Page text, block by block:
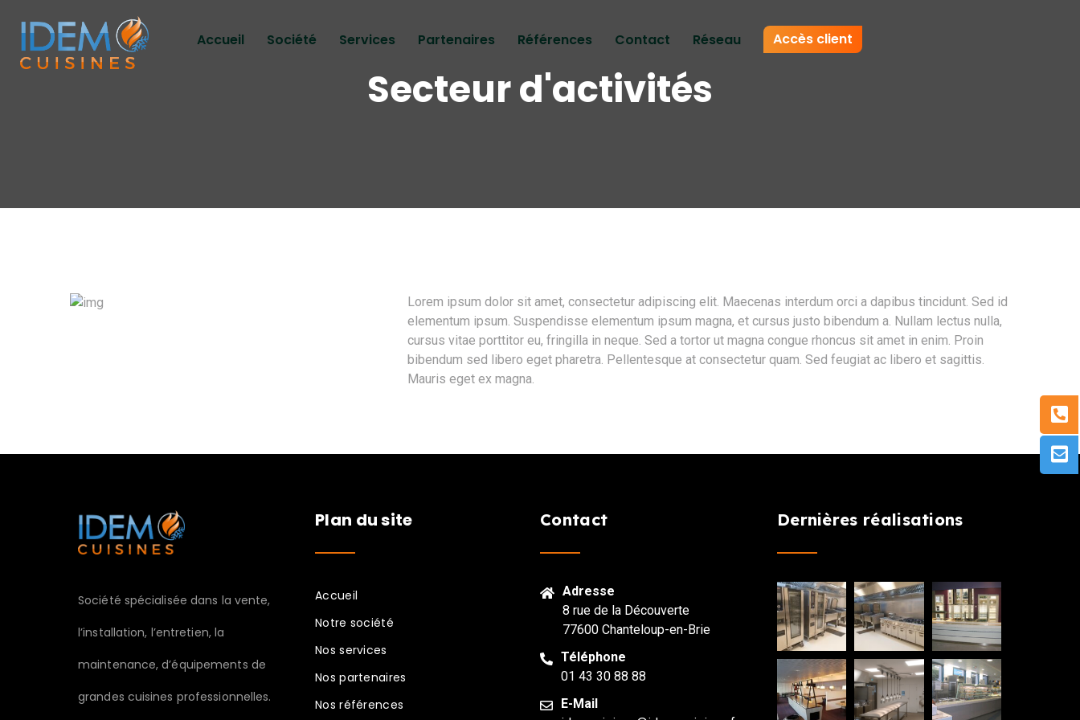
Accueil Société Services Partenaires Références Contact Réseau Accès client
Secteur d'activités
Lorem ipsum dolor sit amet, consectetur adipiscing elit. Maecenas interdum orci a dapibus tincidunt. Sed id
elementum ipsum. Suspendisse elementum ipsum magna, et cursus justo bibendum a. Nullam lectus nulla,
cursus vitae porttitor eu, fringilla in neque. Sed a tortor ut magna congue rhoncus sit amet in enim. Proin
bibendum sed libero eget pharetra. Pellentesque at consectetur quam. Sed feugiat ac libero et sagittis.
Mauris eget ex magna.
Société spécialisée dans la vente,
l’installation, l’entretien, la
maintenance, d’équipements de
grandes cuisines professionnelles.
Plan du site
Accueil
Notre société
Nos services
Nos partenaires
Nos références
Contact
Adresse
8 rue de la Découverte
77600 Chanteloup-en-Brie
Téléphone
01 43 30 88 88
E-Mail
Dernières réalisations